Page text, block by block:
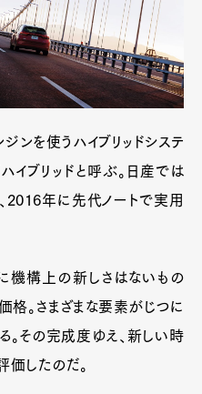
ンを使うハイブリッドシステ
イブリッドと呼ぶ。日産では
2016年に先代ノートで実用
機構上の新しさはないもの
格。さまざまな要素がじつに
。その完成度ゆえ、新しい時
価したのだ。